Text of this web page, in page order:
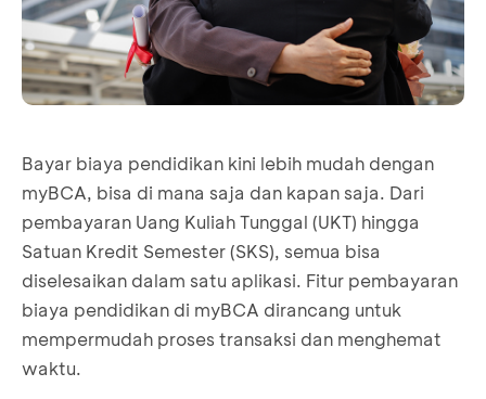
Bayar biaya pendidikan kini lebih mudah dengan
myBCA, bisa di mana saja dan kapan saja. Dari
pembayaran Uang Kuliah Tunggal (UKT) hingga
Satuan Kredit Semester (SKS), semua bisa
diselesaikan dalam satu aplikasi. Fitur pembayaran
biaya pendidikan di myBCA dirancang untuk
mempermudah proses transaksi dan menghemat
waktu.